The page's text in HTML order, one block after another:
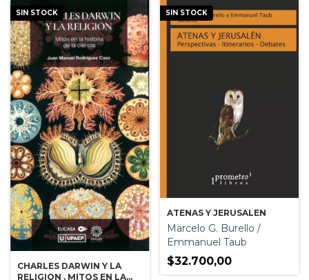
SIN STOCK
CHARLES DARWIN Y LA
RELIGION . MITOS EN LA
SIN STOCK
ATENAS Y JERUSALEN
Marcelo G. Burello /
Emmanuel Taub
$32.700,00